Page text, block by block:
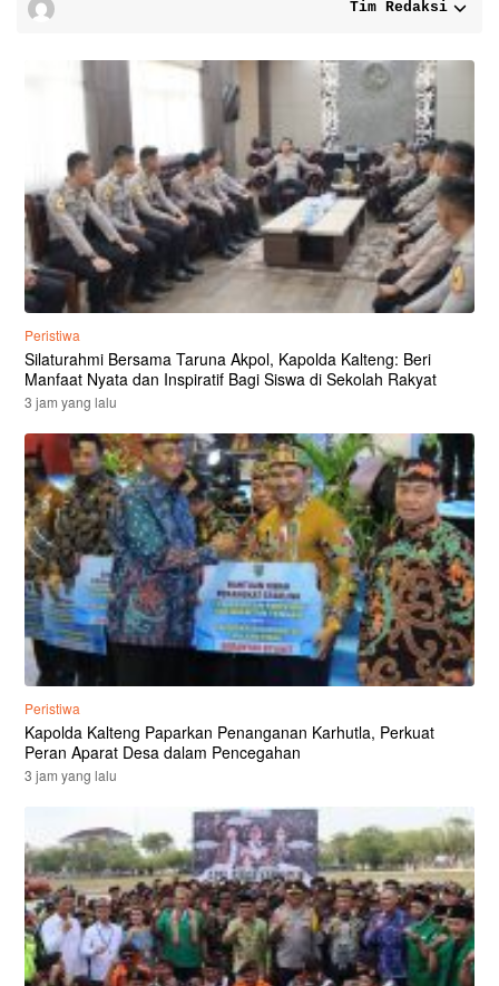
Tim Redaksi
Peristiwa
Silaturahmi Bersama Taruna Akpol, Kapolda Kalteng: Beri
Manfaat Nyata dan Inspiratif Bagi Siswa di Sekolah Rakyat
3 jam yang lalu
Peristiwa
Kapolda Kalteng Paparkan Penanganan Karhutla, Perkuat
Peran Aparat Desa dalam Pencegahan
3 jam yang lalu